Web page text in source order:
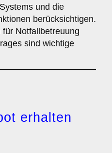
und die
berücksichtigen.
Notfallbetreuung
sind wichtige
erhalten